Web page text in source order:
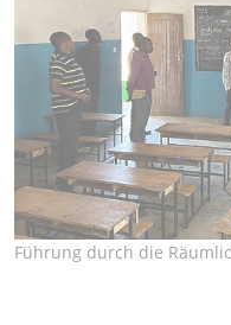
Führung durch die